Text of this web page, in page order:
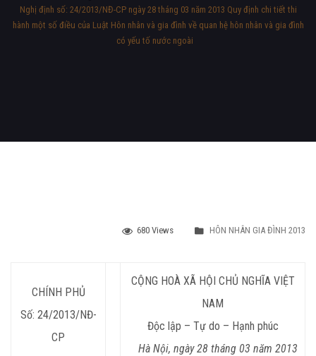
Nghị định số: 24/2013/NĐ-CP ngày 28 tháng 03 năm 2013 Quy định chi tiết thi
hành một số điều của Luật Hôn nhân và gia đình về quan hệ hôn nhân và gia đình
có yếu tố nước ngoài
680 Views HÔN NHÂN GIA ĐÌNH 2013
CHÍNH PHỦ
Số: 24/2013/NĐ-
CP
CỘNG HOÀ XÃ HỘI CHỦ NGHĨA VIỆT
NAM
Độc lập – Tự do – Hạnh phúc
Hà Nội, ngày 28 tháng 03 năm 2013